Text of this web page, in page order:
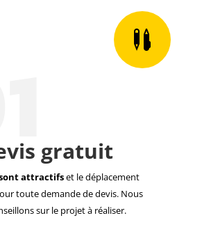

gratuit
attractifset le déplacement
toute demande de devis. Nous
sur le projet à réaliser.